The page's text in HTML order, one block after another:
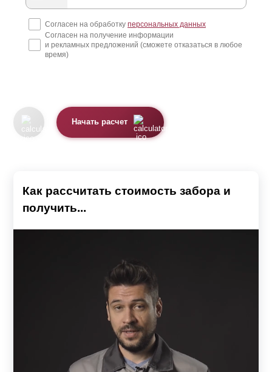
Согласен на обработку персональных данных
Согласен на получение информации
и рекламных предложений (сможете отказаться в любое
время)
Начать расчет
Как рассчитать стоимость забора и
получить...